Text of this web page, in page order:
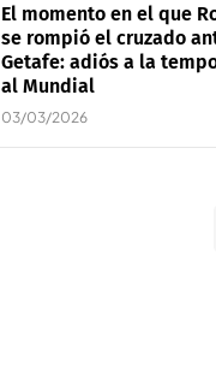
El momento en el que
se rompió el cruzado
Getafe: adiós a la
al Mundial
03/03/2026